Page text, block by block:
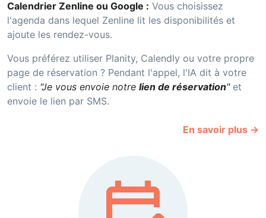
Calendrier Zenline ou Google : Vous choisissez
l'agenda dans lequel Zenline lit les disponibilités et
ajoute les rendez-vous.
Vous préférez utiliser Planity, Calendly ou votre propre
page de réservation ? Pendant l'appel, l'IA dit à votre
client : "Je vous envoie notre lien de réservation"et
envoie le lien par SMS.
En savoir plus →